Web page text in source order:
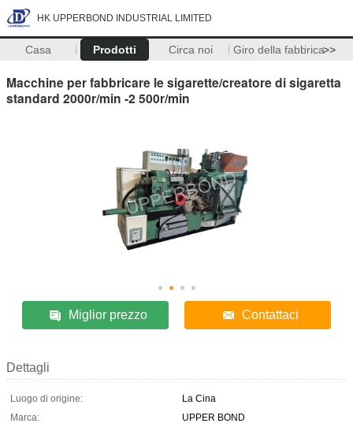
HK UPPERBOND INDUSTRIAL LIMITED
Casa Prodotti Circa noi Giro della fabbrica>>
Macchine per fabbricare le sigarette/creatore di sigaretta
standard 2000r/min -2 500r/min
Miglior prezzo Contattaci
Dettagli
Luogo di origine:
La Cina
Marca:
UPPER BOND